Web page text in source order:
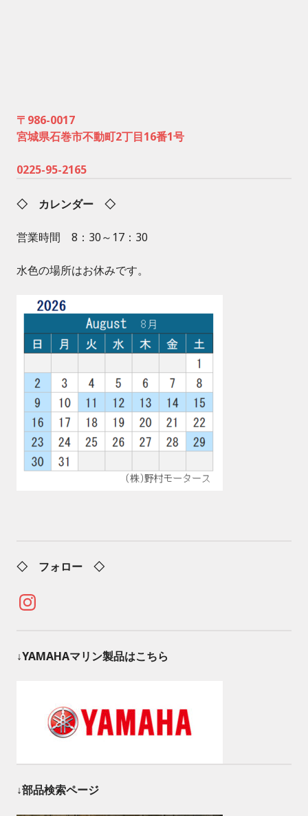
〒986-0017
宮城県石巻市不動町2丁目16番1号
0225-95-2165
◇ カレンダー ◇
営業時間 8：30～17：30
水色の場所はお休みです。
◇ フォロー ◇
Instagram
↓YAMAHAマリン製品はこちら
↓部品検索ページ